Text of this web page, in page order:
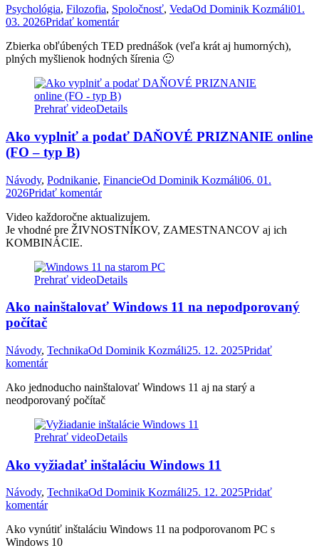
Psychológia, Filozofia, Spoločnosť, VedaOd Dominik Kozmáli01.
03. 2026Pridať komentár
Zbierka obľúbených TED prednášok (veľa krát aj humorných),
plných myšlienok hodných šírenia 🙂
Prehrať videoDetails
Ako vyplniť a podať DAŇOVÉ PRIZNANIE online
(FO – typ B)
Návody, Podnikanie, FinancieOd Dominik Kozmáli06. 01.
2026Pridať komentár
Video každoročne aktualizujem.
Je vhodné pre ŽIVNOSTNÍKOV, ZAMESTNANCOV aj ich
KOMBINÁCIE.
Prehrať videoDetails
Ako nainštalovať Windows 11 na nepodporovaný
počítač
Návody, TechnikaOd Dominik Kozmáli25. 12. 2025Pridať
komentár
Ako jednoducho nainštalovať Windows 11 aj na starý a
neodporovaný počítač
Prehrať videoDetails
Ako vyžiadať inštaláciu Windows 11
Návody, TechnikaOd Dominik Kozmáli25. 12. 2025Pridať
komentár
Ako vynútiť inštaláciu Windows 11 na podporovanom PC s
Windows 10